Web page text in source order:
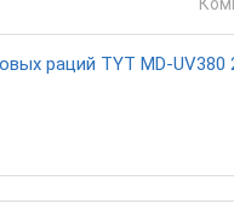
раций TYT MD-UV380